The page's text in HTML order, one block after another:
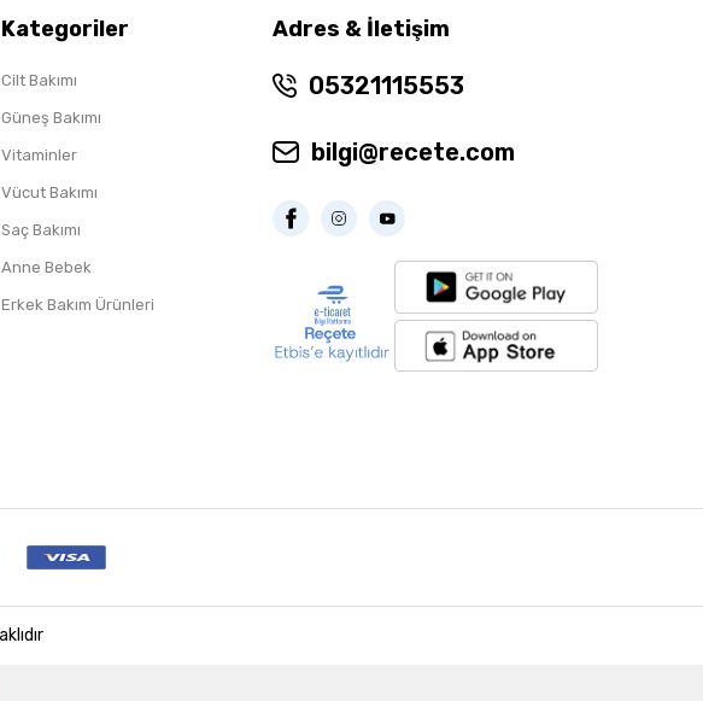
Kategoriler
Cilt Bakımı
Güneş Bakımı
Vitaminler
Vücut Bakımı
Saç Bakımı
Anne Bebek
Erkek Bakım Ürünleri
Adres & İletişim
05321115553
bilgi@recete.com